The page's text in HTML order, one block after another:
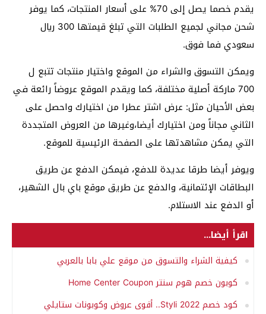
يقدم خصما يصل إلى 70% على أسعار المنتجات، كما يوفر
شحن مجاني لجميع الطلبات التي تبلغ قيمتها 300 ريال
سعودي فما فوق.
ويمكن التسوق والشراء من الموقع واختيار منتجات تتبع ل
700 ماركة أصلية مختلفة، كما ويقدم الموقع عروضاً رائعة في
بعض الأحيان مثل: عرض اشتر عطرا من اختيارك واحصل على
الثاني مجاناً ومن اختيارك أيضا،وغيرها من العروض المتجددة
التي يمكن مشاهدتها على الصفحة الرئيسية للموقع.
ويوفر أيضا طرقا عديدة للدفع، فيمكن الدفع عن طريق
البطاقات الإئتمانية، والدفع عن طريق موقع باي بال الشهير،
أو الدفع عند الاستلام.
اقرأ أيضا...
كيفية الشراء والتسوق من موقع علي بابا بالعربي
كوبون خصم هوم سنتر Home Center Coupon
كود خصم Styli 2022.. أقوى عروض وكوبونات ستايلي